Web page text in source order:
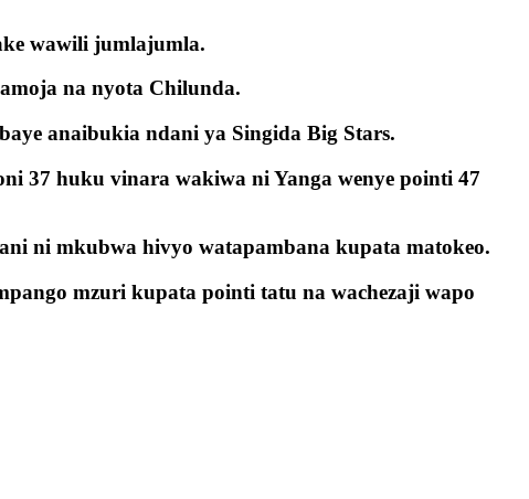
wawili jumlajumla.
na nyota Chilunda.
anaibukia ndani ya Singida Big Stars.
37 huku vinara wakiwa ni Yanga wenye pointi 47
ni mkubwa hivyo watapambana kupata matokeo.
mzuri kupata pointi tatu na wachezaji wapo